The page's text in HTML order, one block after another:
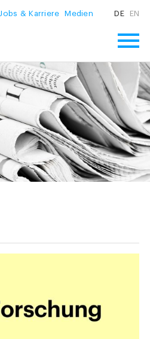
Jobs & Karriere Medien DE EN